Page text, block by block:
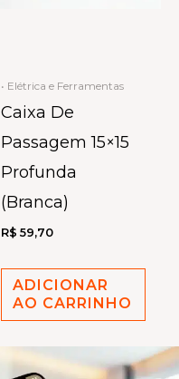
• Elétrica e Ferramentas
Caixa De
Passagem 15×15
Profunda
(Branca)
R$ 59,70
ADICIONAR
AO CARRINHO